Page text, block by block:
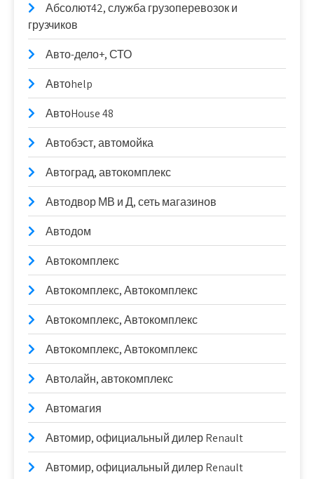
Абсолют42, служба грузоперевозок и
грузчиков
Авто-дело+, СТО
Автоhelp
АвтоHouse 48
Автобэст, автомойка
Автоград, автокомплекс
Автодвор МВ и Д, сеть магазинов
Автодом
Автокомплекс
Автокомплекс, Автокомплекс
Автокомплекс, Автокомплекс
Автокомплекс, Автокомплекс
Автолайн, автокомплекс
Автомагия
Автомир, официальный дилер Renault
Автомир, официальный дилер Renault